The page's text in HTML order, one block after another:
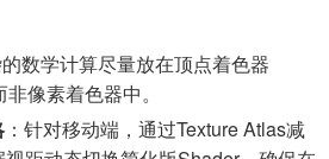
数学计算尽量放在顶点着色器
像素着色器中。
：针对移动端，通过Texture Atlas减